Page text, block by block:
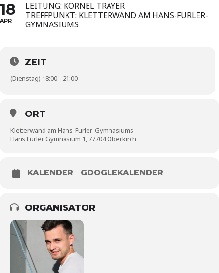
18
APR
LEITUNG: KORNEL TRAYER
TREFFPUNKT: KLETTERWAND AM HANS-FURLER-
GYMNASIUMS
ZEIT
(Dienstag) 18:00 - 21:00
ORT
Kletterwand am Hans-Furler-Gymnasiums
Hans Furler Gymnasium 1, 77704 Oberkirch
KALENDER GOOGLEKALENDER
ORGANISATOR